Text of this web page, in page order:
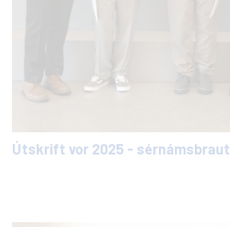
Útskrift vor 2025 - sérnámsbraut